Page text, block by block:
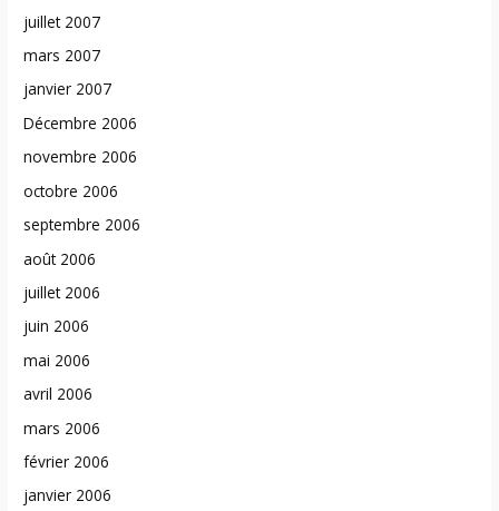
juillet 2007
mars 2007
janvier 2007
Décembre 2006
novembre 2006
octobre 2006
septembre 2006
août 2006
juillet 2006
juin 2006
mai 2006
avril 2006
mars 2006
février 2006
janvier 2006